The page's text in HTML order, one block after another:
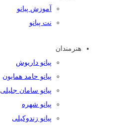
آموزش پیانو
نت پیانو
هنرمندان
پیانو داریوش
پیانو حامد همایون
پیانو سامان جلیلی
پیانو شهره
پیانو زندوکیلی